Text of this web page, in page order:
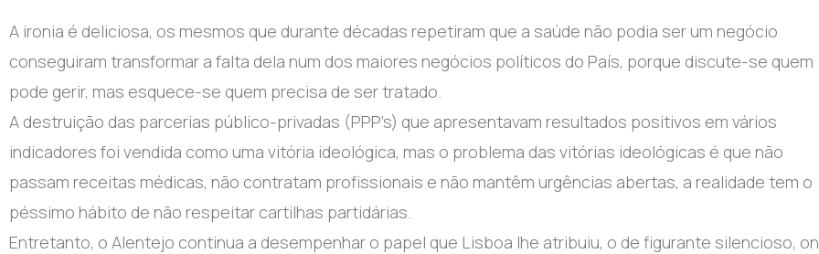
A ironia é deliciosa, os mesmos que durante décadas repetiram que a saúde não podia ser um negócio
conseguiram transformar a falta dela num dos maiores negócios políticos do País, porque discute-se quem
pode gerir, mas esquece-se quem precisa de ser tratado.
A destruição das parcerias público-privadas (PPP’s) que apresentavam resultados positivos em vários
indicadores foi vendida como uma vitória ideológica, mas o problema das vitórias ideológicas é que não
passam receitas médicas, não contratam profissionais e não mantêm urgências abertas, a realidade tem o
péssimo hábito de não respeitar cartilhas partidárias.
Entretanto, o Alentejo continua a desempenhar o papel que Lisboa lhe atribuiu, o de figurante silencioso,